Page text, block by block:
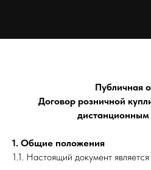
Публичная
Договор розничной
1. Общие положения
1.1. Настоящий документ